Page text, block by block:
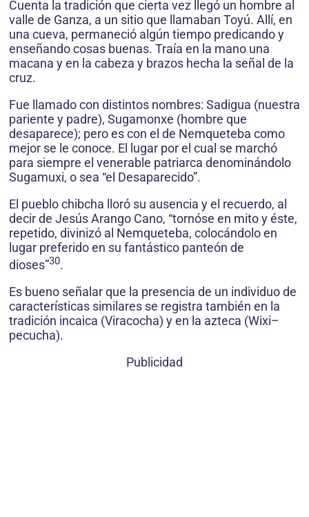
Cuenta la tradición que cierta vez llegó un hombre al
valle de Ganza, a un sitio que llamaban Toyú. Allí, en
una cueva, permaneció algún tiempo predicando y
enseñando cosas buenas. Traía en la mano una
macana y en la cabeza y brazos hecha la señal de la
cruz.
Fue llamado con distintos nombres: Sadigua (nuestra
pariente y padre), Sugamonxe (hombre que
desaparece); pero es con el de Nemqueteba como
mejor se le conoce. El lugar por el cual se marchó
para siempre el venerable patriarca denominándolo
Sugamuxi, o sea “el Desaparecido”.
El pueblo chibcha lloró su ausencia y el recuerdo, al
decir de Jesús Arango Cano, “tornóse en mito y éste,
repetido, divinizó al Nemqueteba, colocándolo en
lugar preferido en su fantástico panteón de
dioses”30.
Es bueno señalar que la presencia de un individuo de
características similares se registra también en la
tradición incaica (Viracocha) y en la azteca (Wixi–
pecucha).
Publicidad